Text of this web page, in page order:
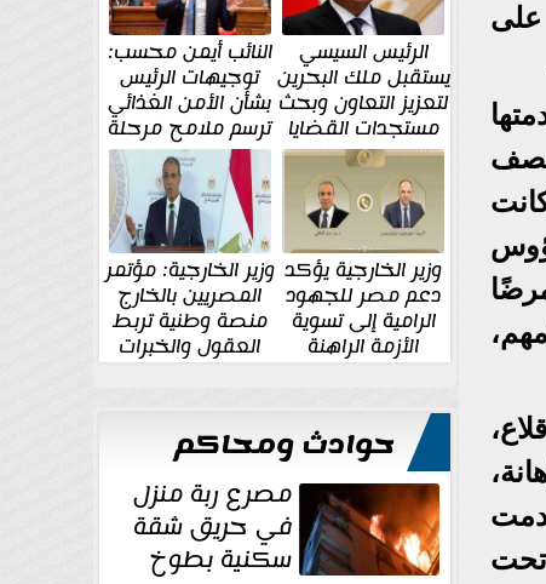
على
تحت
الرئيس السيسي
يستقبل ملك البحرين
لتعزيز التعاون وبحث
مستجدات القضايا
الإقليمية والدولية
النائب أيمن محسب:
توجيهات الرئيس
بشأن الأمن الغذائي
ترسم ملامح مرحلة
جديدة
وزير الخارجية يؤكد
دعم مصر للجهود
الرامية إلى تسوية
الأزمة الراهنة
وزير الخارجية: مؤتمر
المصريين بالخارج
منصة وطنية تربط
العقول والخبرات
المصرية بالدولة
حوادث ومحاكم
مصرع ربة منزل
في حريق شقة
سكنية بطوخ